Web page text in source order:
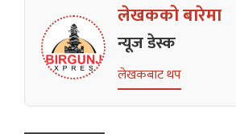
लेखकको बारेमा
न्यूज डेस्क
लेखकबाट थप